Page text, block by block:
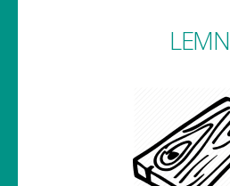
LEMN